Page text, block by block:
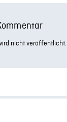
nicht veröffentlicht.